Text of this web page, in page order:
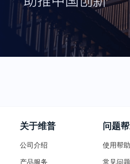
关于维普
公司介绍
产品服务
问题
使用帮助
常见问题